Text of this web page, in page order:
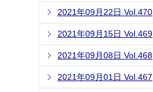
2021年09月22日 Vol.470
2021年09月15日 Vol.469
2021年09月08日 Vol.468
2021年09月01日 Vol.467